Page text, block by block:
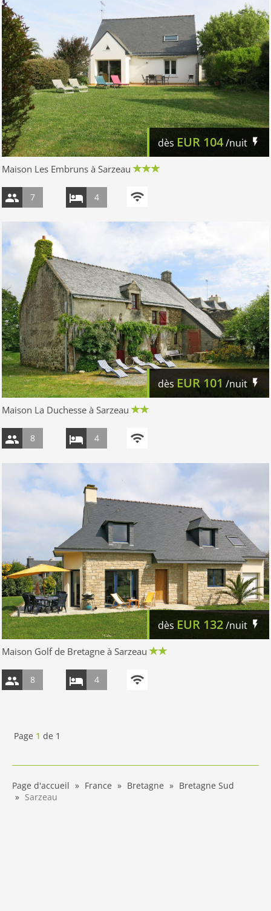
dès EUR 104/nuit
Maison Les Embruns à Sarzeau
7 4
dèsEUR101 /nuit
Maison La Duchesse à Sarzeau
8 4
dès EUR 132/nuit
Maison Golf de Bretagne à Sarzeau
8 4
Page 1 de 1
Page d'accueil France Bretagne
Bretagne Sud
Sarzeau